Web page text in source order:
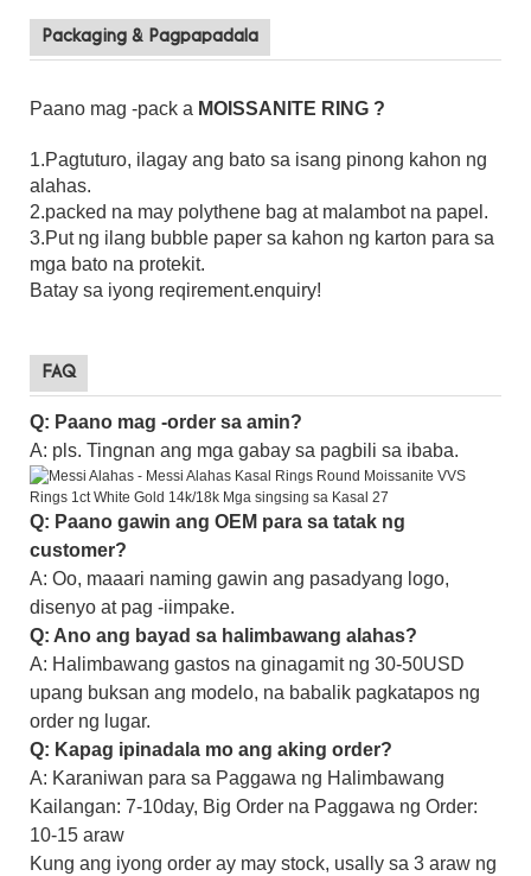
Packaging & Pagpapadala
Paano mag -pack a MOISSANITE RING ?
1.Pagtuturo, ilagay ang bato sa isang pinong kahon ng
alahas.
2.packed na may polythene bag at malambot na papel.
3.Put ng ilang bubble paper sa kahon ng karton para sa
mga bato na protekit.
Batay sa iyong reqirement.enquiry!
FAQ
Q: Paano mag -order sa amin?
A: pls. Tingnan ang mga gabay sa pagbili sa ibaba.
Q: Paano gawin ang OEM para sa tatak ng
customer?
A: Oo, maaari naming gawin ang pasadyang logo,
disenyo at pag -iimpake.
Q: Ano ang bayad sa halimbawang alahas?
A: Halimbawang gastos na ginagamit ng 30-50USD
upang buksan ang modelo, na babalik pagkatapos ng
order ng lugar.
Q: Kapag ipinadala mo ang aking order?
A: Karaniwan para sa Paggawa ng Halimbawang
Kailangan: 7-10day, Big Order na Paggawa ng Order:
10-15 araw
Kung ang iyong order ay may stock, usally sa 3 araw ng